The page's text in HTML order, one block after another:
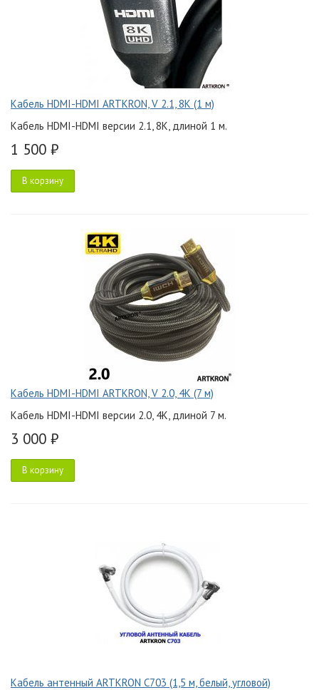
Кабель HDMI-HDMI ARTKRON, V 2.1, 8K (1 м)
Кабель HDMI-HDMI версии 2.1, 8K, длиной 1 м.
1 500 ₽
В корзину
Кабель HDMI-HDMI ARTKRON, V 2.0, 4K (7 м)
Кабель HDMI-HDMI версии 2.0, 4K, длиной 7 м.
3 000 ₽
В корзину
Кабель антенный ARTKRON C703 (1,5 м, белый, угловой)